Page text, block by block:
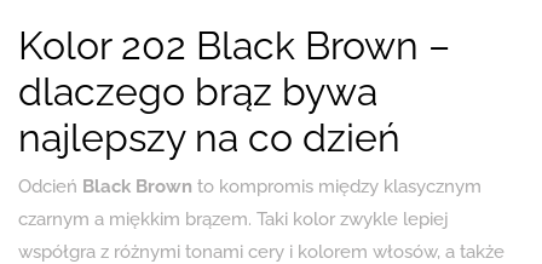
Kolor 202 Black Brown –
dlaczego brąz bywa
najlepszy na co dzień
Odcień Black Brown to kompromis między klasycznym
czarnym a miękkim brązem. Taki kolor zwykle lepiej
współgra z różnymi tonami cery i kolorem włosów, a także